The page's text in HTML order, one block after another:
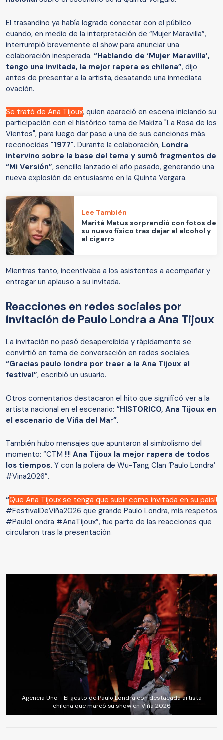
El trasandino ya había logrado conectar con el público
cuando, en medio de la interpretación de “Mujer Maravilla”,
interrumpió brevemente el show para anunciar una
colaboración inesperada. “Hablando de ‘Mujer Maravilla’,
tengo una invitada, la mejor rapera es chilena”, dijo
antes de presentar a la artista, desatando una inmediata
ovación.
Se trató de Ana Tijoux, quien apareció en escena iniciando su
participación con el histórico tema de Makiza "La Rosa de los
Vientos", para luego dar paso a una de sus canciones más
reconocidas "1977". Durante la colaboración, Londra
intervino sobre la base del tema y sumó fragmentos de
“Mi Versión”, sencillo lanzado el año pasado, generando una
nueva explosión de entusiasmo en la Quinta Vergara.
Lee También
Marité Matus sorprendió con fotos de
su nuevo físico tras dejar el alcohol y
el cigarro
Mientras tanto, incentivaba a los asistentes a acompañar y
entregar un aplauso a su invitada.
Reacciones en redes sociales por
invitación de Paulo Londra a Ana Tijoux
La invitación no pasó desapercibida y rápidamente se
convirtió en tema de conversación en redes sociales.
“Gracias paulo londra por traer a la Ana Tijoux al
festival”, escribió un usuario.
Otros comentarios destacaron el hito que significó ver a la
artista nacional en el escenario: “HISTORICO, Ana Tijoux en
el escenario de Viña del Mar”.
También hubo mensajes que apuntaron al simbolismo del
momento: “CTM !!!! Ana Tijoux la mejor rapera de todos
los tiempos. Y con la polera de Wu-Tang Clan ‘Paulo Londra’
#Vina2026”.
“Que Ana Tijoux se tenga que subir como invitada en su país!!
#FestivalDeViña2026 que grande Paulo Londra, mis respetos
#PauloLondra #AnaTijoux”, fue parte de las reacciones que
circularon tras la presentación.
Agencia Uno - El gesto de Paulo Londra con destacada artista
chilena que marcó su show en Viña 2026